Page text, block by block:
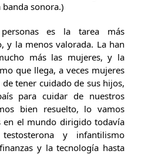
banda sonora.)
es la tarea más
y la menos valorada. La han
más las mujeres, y la
que llega, a veces mujeres
tener cuidado de sus hijos,
para cuidar de nuestros
bien resuelto, lo vamos
en el mundo dirigido todavía
y infantilismo
y la tecnología hasta